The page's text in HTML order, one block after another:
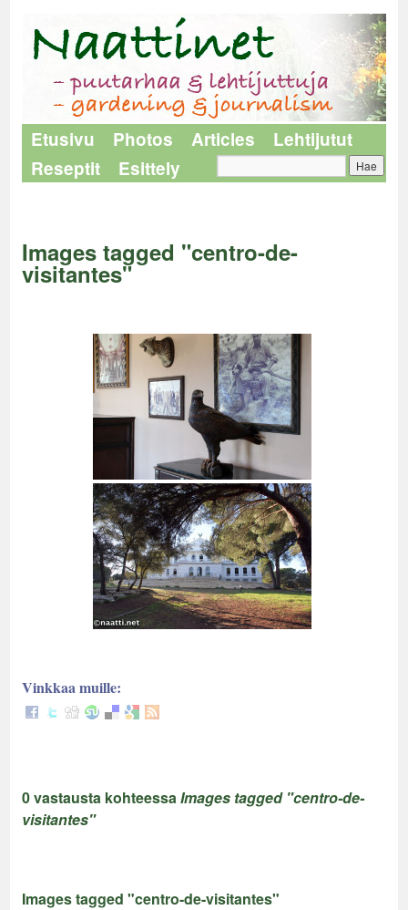
Etusivu Photos Articles
Lehtijutut
Reseptit
Esittely
Images tagged "centro-de-
visitantes"
Vinkkaa muille:
0 vastausta kohteessaImages tagged "centro-de-
visitantes"
Images tagged "centro-de-visitantes"